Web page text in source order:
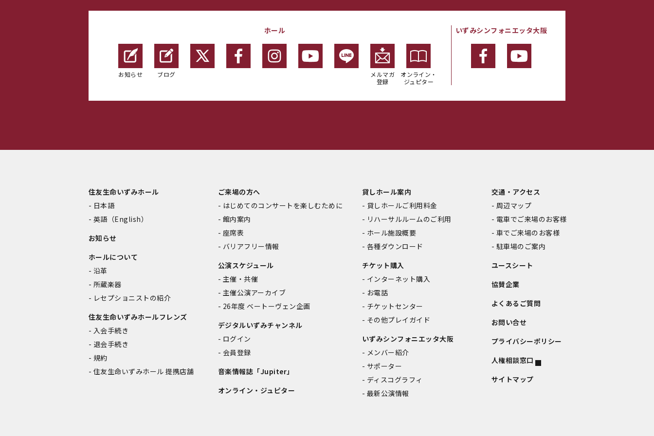
ホール
お知らせ ブログ
メルマガ
登録
オンライン・
ジュピター
いずみシンフォニエッタ大阪
住友生命いずみホール
日本語
英語（English）
お知らせ
ホールについて
沿革
所蔵楽器
レセプショニストの紹介
住友生命いずみホールフレンズ
入会手続き
退会手続き
規約
住友生命いずみホール 提携店舗
ご来場の方へ
はじめてのコンサートを楽しむために
館内案内
座席表
バリアフリー情報
公演スケジュール
主催・共催
主催公演アーカイブ
26年度 ベートーヴェン企画
デジタルいずみチャンネル
ログイン
会員登録
音楽情報誌「Jupiter」
オンライン・ジュピター
貸しホール案内
貸しホールご利用料金
リハーサルルームのご利用
ホール施設概要
各種ダウンロード
チケット購入
インターネット購入
お電話
チケットセンター
その他プレイガイド
いずみシンフォニエッタ大阪
メンバー紹介
サポーター
ディスコグラフィ
最新公演情報
交通・アクセス
周辺マップ
電車でご来場のお客様
車でご来場のお客様
駐車場のご案内
ユースシート
協賛企業
よくあるご質問
お問い合せ
プライバシーポリシー
人権相談窓口
サイトマップ